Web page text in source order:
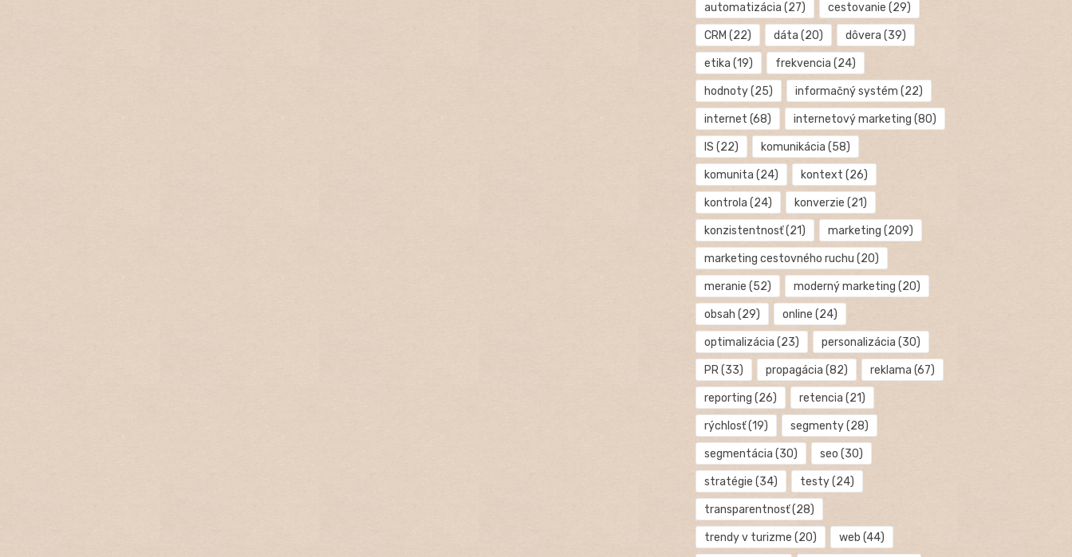
automatizácia (27) cestovanie (29)
CRM (22) dáta (20) dôvera (39)
etika (19) frekvencia (24)
hodnoty(25) informačný systém (22)
internet (68) internetový marketing (80)
IS (22) komunikácia (58)
komunita (24) kontext (26)
kontrola (24) konverzie (21)
konzistentnosť(21) marketing (209)
marketing cestovného ruchu (20)
meranie (52) moderný marketing (20)
obsah (29) online (24)
optimalizácia (23) personalizácia (30)
PR(33) propagácia (82) reklama (67)
reporting (26) retencia (21)
rýchlosť(19) segmenty(28)
segmentácia (30) seo (30)
stratégie (34) testy(24)
transparentnosť(28)
trendy v turizme (20) web (44)